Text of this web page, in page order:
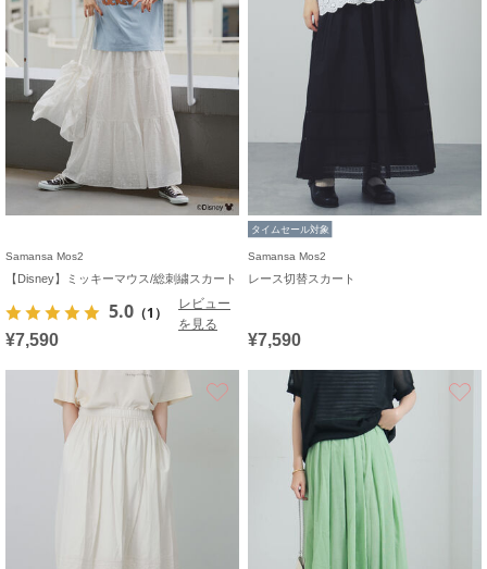
Samansa Mos2
【Disney】ミッキーマウス/総刺繍スカート
5.0 （1）
レビュー
を見る
¥7,590
タイムセール対象
Samansa Mos2
レース切替スカート
¥7,590
お気に入り